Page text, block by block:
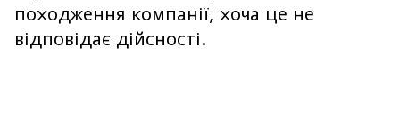
походження компанії, хоча це не
відповідає дійсності.